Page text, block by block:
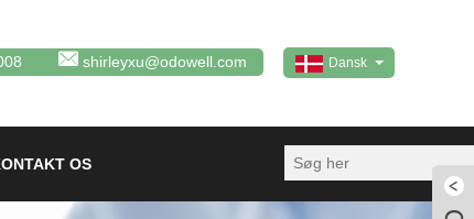
Dansk
shirleyxu@odowell.com
OS